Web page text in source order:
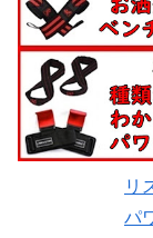
リ
パ